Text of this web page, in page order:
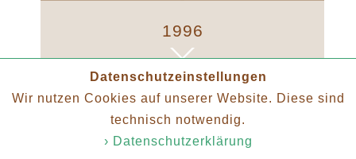
Datenschutzeinstellungen
Wir nutzen Cookies auf unserer Website. Diese sind
technisch notwendig.
› Datenschutzerklärung
1996